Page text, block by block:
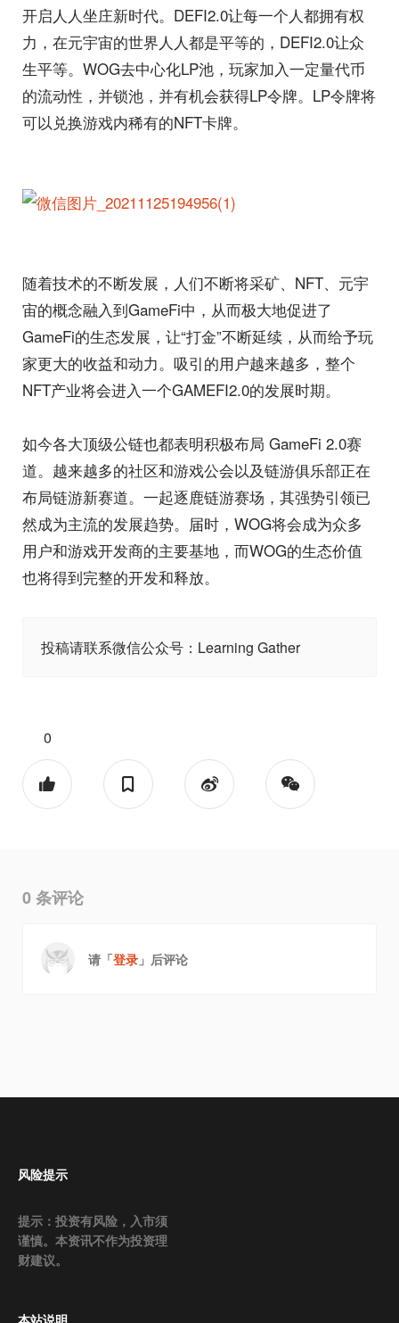
开启人人坐庄新时代。DEFI2.0让每一个人都拥有权
力，在元宇宙的世界人人都是平等的，DEFI2.0让众
生平等。WOG去中心化LP池，玩家加入一定量代币
的流动性，并锁池，并有机会获得LP令牌。LP令牌将
可以兑换游戏内稀有的NFT卡牌。
随着技术的不断发展，人们不断将采矿、NFT、元宇
宙的概念融入到GameFi中，从而极大地促进了
GameFi的生态发展，让“打金”不断延续，从而给予玩
家更大的收益和动力。吸引的用户越来越多，整个
NFT产业将会进入一个GAMEFI2.0的发展时期。
如今各大顶级公链也都表明积极布局 GameFi 2.0赛
道。越来越多的社区和游戏公会以及链游俱乐部正在
布局链游新赛道。一起逐鹿链游赛场，其强势引领已
然成为主流的发展趋势。届时，WOG将会成为众多
用户和游戏开发商的主要基地，而WOG的生态价值
也将得到完整的开发和释放。
投稿请联系微信公众号：Learning Gather
0
0条评论
请「登录 」后评论
风险提示
提示：投资有风险，入市须
谨慎。本资讯不作为投资理
财建议。
本站说明